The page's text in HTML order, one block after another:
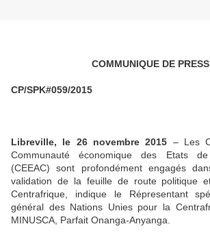
COMMUNIQUE DE
CP/SPK#059/2015
Libreville, le 26 novembre 2015 – Les
Communauté économique des Etats de
(CEEAC) sont profondément engagés
validation de la feuille de route politique
Centrafrique, indique le Répresentant
général des Nations Unies pour la
MINUSCA, Parfait Onanga-Anyanga.